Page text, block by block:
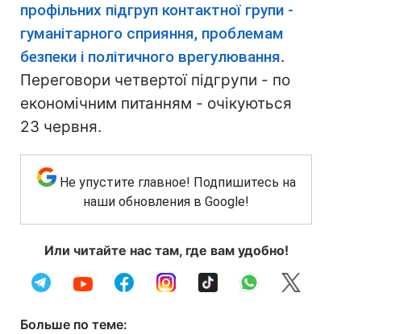
профільних підгруп контактної групи -
гуманітарного сприяння, проблемам
безпеки і політичного врегулювання.
Переговори четвертої підгрупи - по
економічним питанням - очікуються
23 червня.
Не упустите главное! Подпишитесь на
наши обновления в Google!
Или читайте нас там, где вам удобно!
Больше по теме: